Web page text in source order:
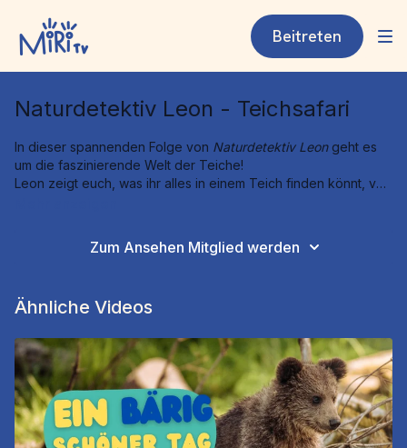
Beitreten
Naturdetektiv Leon - Teichsafari
In dieser spannenden Folge von Naturdetektiv Leongeht es
um die faszinierende Welt der Teiche!
Leon zeigt euch, was ihr alles in einem Teich finden könnt, von
zu entdecken und zu erforschen.
Zum Ansehen Mitglied werden
Ähnliche Videos